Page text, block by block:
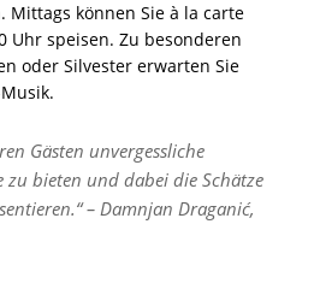
Mittags können Sie à la carte
Uhr speisen. Zu besonderen
oder Silvester erwarten Sie
Gästen unvergessliche
zu bieten und dabei die Schätze
– Damnjan Draganić,